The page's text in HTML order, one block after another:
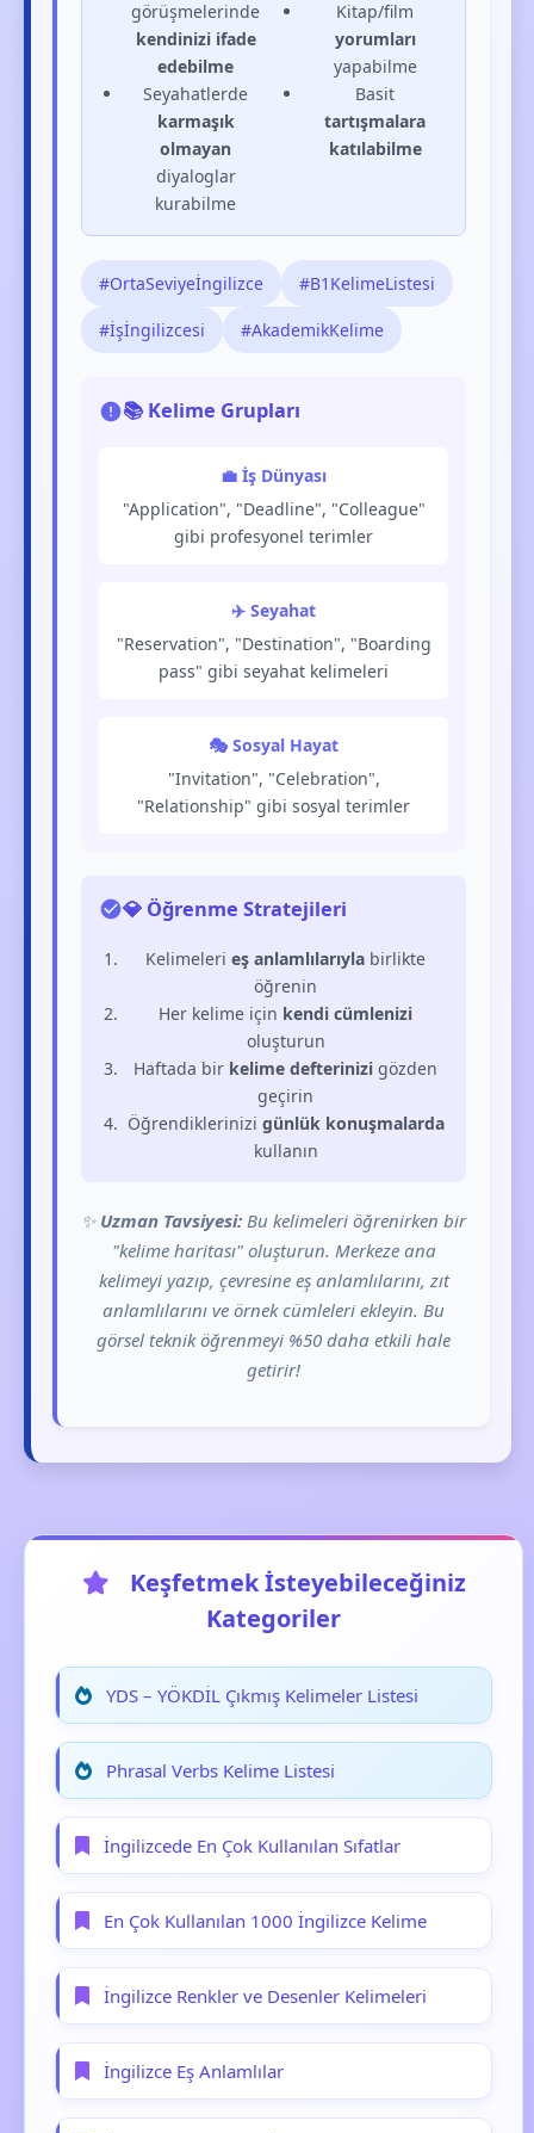
görüşmelerinde
kendinizi ifade
edebilme
Seyahatlerde
karmaşık
olmayan
diyaloglar
kurabilme
Kitap/film
yorumları
yapabilme
Basit
tartışmalara
katılabilme
#OrtaSeviyeİngilizce #B1KelimeListesi
#İşİngilizcesi #AkademikKelime
📚 Kelime Grupları
💼 İş Dünyası
"Application", "Deadline", "Colleague"
gibi profesyonel terimler
✈️ Seyahat
"Reservation", "Destination", "Boarding
pass" gibi seyahat kelimeleri
🎭 Sosyal Hayat
"Invitation", "Celebration",
"Relationship" gibi sosyal terimler
💎 Öğrenme Stratejileri
Kelimelerieş anlamlılarıyla birlikte
öğrenin
Her kelime için kendi cümlenizi
oluşturun
Haftada bir kelime defterinizi gözden
geçirin
Öğrendiklerinizi günlük konuşmalarda
kullanın
✨ Uzman Tavsiyesi: Bu kelimeleri öğrenirken bir
"kelime haritası" oluşturun. Merkeze ana
kelimeyi yazıp, çevresine eş anlamlılarını, zıt
anlamlılarını ve örnek cümleleri ekleyin. Bu
görsel teknik öğrenmeyi %50 daha etkili hale
getirir!
Keşfetmek İsteyebileceğiniz
Kategoriler
YDS – YÖKDİL Çıkmış Kelimeler Listesi
Phrasal Verbs Kelime Listesi
İngilizcede En Çok Kullanılan Sıfatlar
En Çok Kullanılan 1000 İngilizce Kelime
İngilizce Renkler ve Desenler Kelimeleri
İngilizce Eş Anlamlılar